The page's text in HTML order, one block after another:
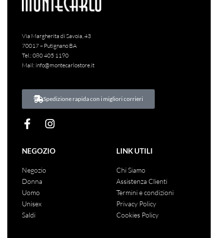
Via Margherita di Savoia, 43
70017 – Putignano BA
Tel.: 080 405 1190
Mail: info@montecarlostore.it
Spedizione rapida con i migliori corrieri
NEGOZIO
Negozio
Donna
Uomo
Unisex
Saldi
LINK UTILI
Chi Siamo
Assistenza Clienti
Termini e condizioni
Privacy Policy
Cookies Policy